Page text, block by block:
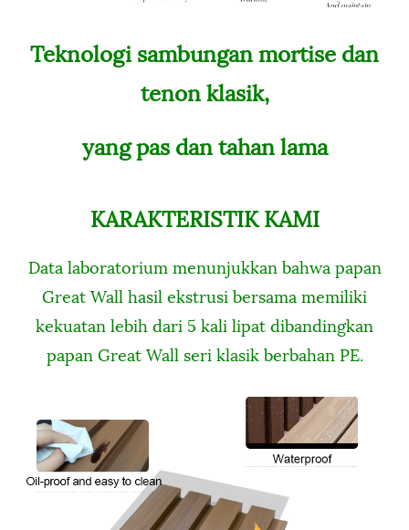
Teknologi sambungan mortise dan
tenon klasik,
yang pas dan tahan lama
KARAKTERISTIK KAMI
Data laboratorium menunjukkan bahwa papan
Great Wall hasil ekstrusi bersama memiliki
kekuatan lebih dari 5 kali lipat dibandingkan
papan Great Wall seri klasik berbahan PE.